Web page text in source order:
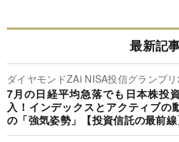
最新記
ダイヤモンドZAi NISA投信グランプ
7月の日経平均急落でも日本株投
入！インデックスとアクティブの
の「強気姿勢」【投資信託の最前線